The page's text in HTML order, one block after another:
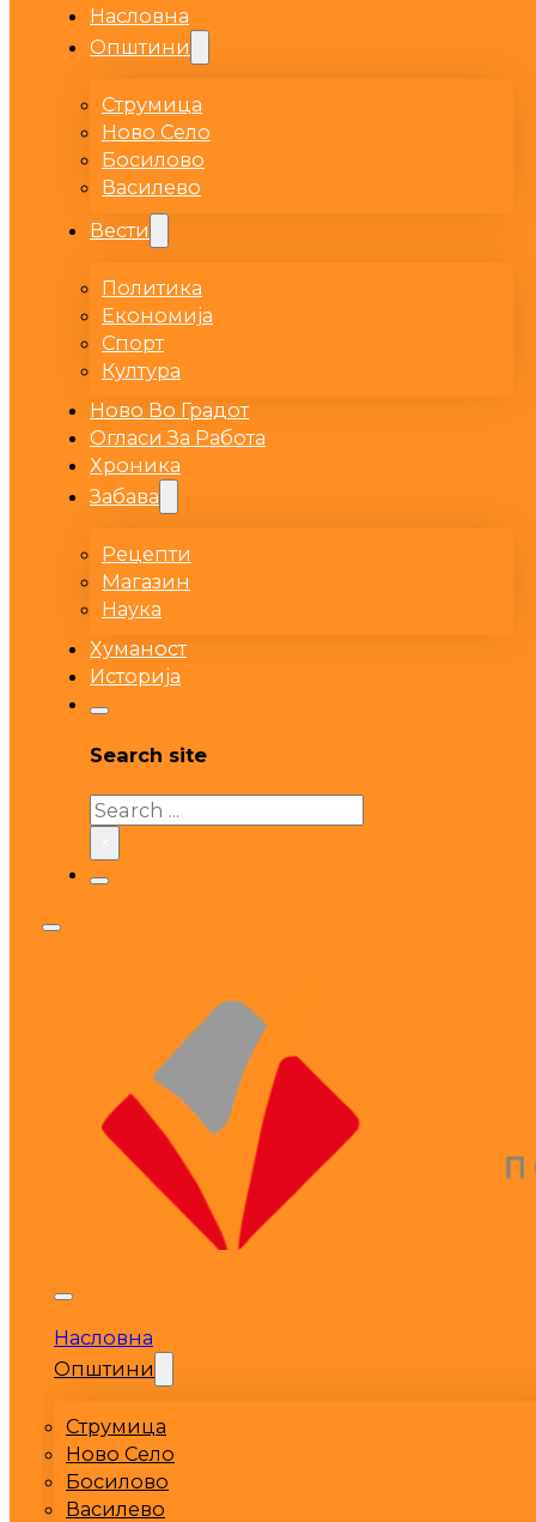
Насловна
Општини
Струмица
Ново Село
Босилово
Василево
Вести
Политика
Економија
Спорт
Култура
Ново Во Градот
Огласи За Работа
Хроника
Забава
Рецепти
Магазин
Наука
Хуманост
Историја
Search site
Search
Насловна
Општини
Струмица
Ново Село
Босилово
Василево